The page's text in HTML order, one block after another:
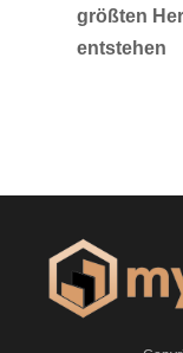
größten
entstehen